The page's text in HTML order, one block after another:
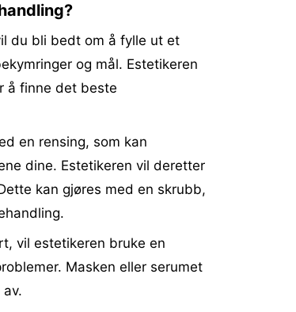
du bli bedt om å fylle ut et
og mål. Estetikeren
å finne det beste
en rensing, som kan
dine. Estetikeren vil deretter
kan gjøres med en skrubb,
vil estetikeren bruke en
Masken eller serumet